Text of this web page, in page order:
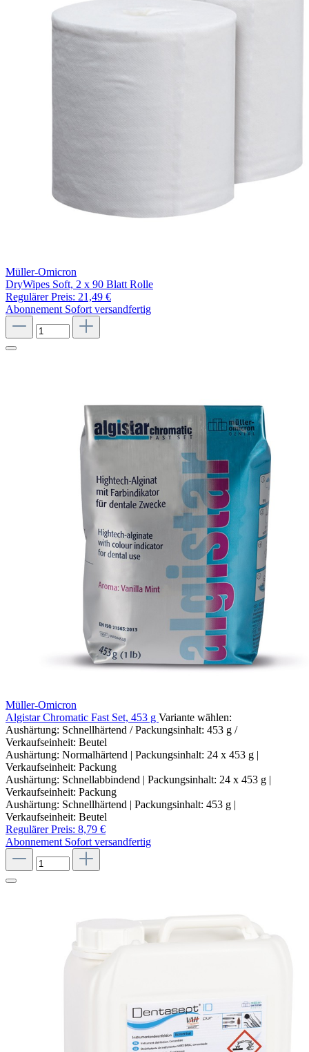
Müller-Omicron
DryWipes Soft, 2 x 90 Blatt Rolle
Regulärer Preis: 21,49 €
Abonnement Sofort versandfertig
Müller-Omicron
Algistar Chromatic Fast Set, 453 g Variante wählen:
Aushärtung: Schnellhärtend / Packungsinhalt: 453 g /
Verkaufseinheit: Beutel
Aushärtung: Normalhärtend | Packungsinhalt: 24 x 453 g |
Verkaufseinheit: Packung
Aushärtung: Schnellabbindend | Packungsinhalt: 24 x 453 g |
Verkaufseinheit: Packung
Aushärtung: Schnellhärtend | Packungsinhalt: 453 g |
Verkaufseinheit: Beutel
Regulärer Preis: 8,79 €
Abonnement Sofort versandfertig